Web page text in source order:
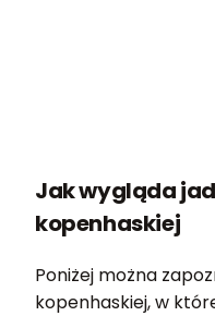
Jak wygląda
kopenhaskiej
Poniżej można
kopenhaskiej, w